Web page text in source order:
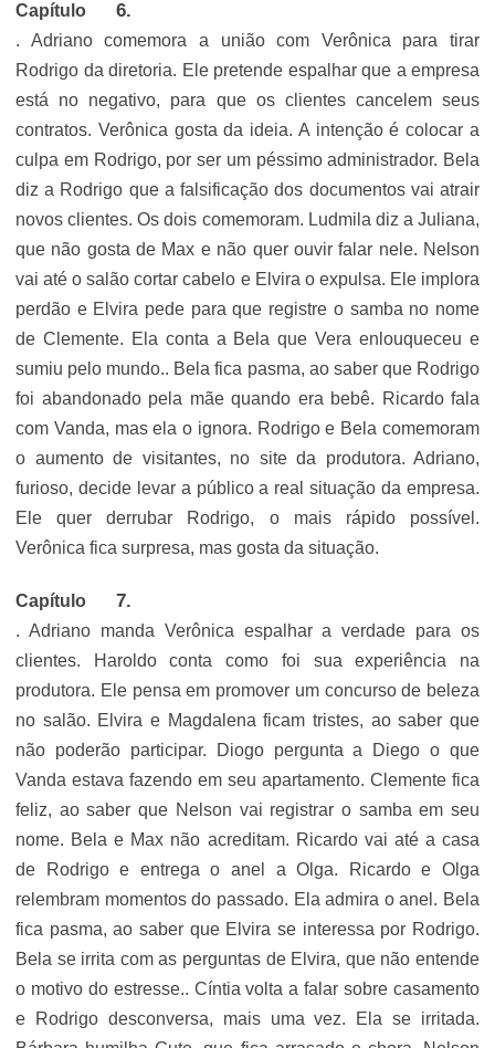
Capítulo
. Adriano comemora a união com Verônica para tirar
Rodrigo da diretoria. Ele pretende espalhar que a empresa
está no negativo, para que os clientes cancelem seus
contratos. Verônica gosta da ideia. A intenção é colocar a
culpa em Rodrigo, por ser um péssimo administrador. Bela
diz a Rodrigo que a falsificação dos documentos vai atrair
novos clientes. Os dois comemoram. Ludmila diz a Juliana,
que não gosta de Max e não quer ouvir falar nele. Nelson
vai até o salão cortar cabelo e Elvira o expulsa. Ele implora
perdão e Elvira pede para que registre o samba no nome
de Clemente. Ela conta a Bela que Vera enlouqueceu e
sumiu pelo mundo.. Bela fica pasma, ao saber que Rodrigo
foi abandonado pela mãe quando era bebê. Ricardo fala
com Vanda, mas ela o ignora. Rodrigo e Bela comemoram
o aumento de visitantes, no site da produtora. Adriano,
furioso, decide levar a público a real situação da empresa.
Ele quer derrubar Rodrigo, o mais rápido possível.
Verônica fica surpresa, mas gosta da situação.
Capítulo
. Adriano manda Verônica espalhar a verdade para os
clientes. Haroldo conta como foi sua experiência na
produtora. Ele pensa em promover um concurso de beleza
no salão. Elvira e Magdalena ficam tristes, ao saber que
não poderão participar. Diogo pergunta a Diego o que
Vanda estava fazendo em seu apartamento. Clemente fica
feliz, ao saber que Nelson vai registrar o samba em seu
nome. Bela e Max não acreditam. Ricardo vai até a casa
de Rodrigo e entrega o anel a Olga. Ricardo e Olga
relembram momentos do passado. Ela admira o anel. Bela
fica pasma, ao saber que Elvira se interessa por Rodrigo.
Bela se irrita com as perguntas de Elvira, que não entende
o motivo do estresse.. Cíntia volta a falar sobre casamento
e Rodrigo desconversa, mais uma vez. Ela se irritada.